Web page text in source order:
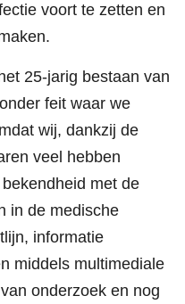
voort te zetten en
25-jarig bestaan van
feit waar we
wij, dankzij de
veel hebben
met de
in de medische
informatie
middels multimediale
onderzoek en nog